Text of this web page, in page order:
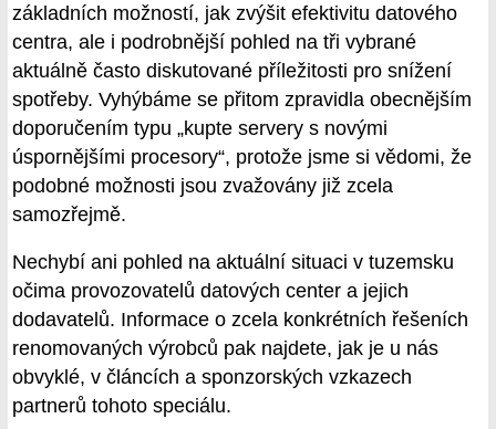
základních možností, jak zvýšit efektivitu datového
centra, ale i podrobnější pohled na tři vybrané
aktuálně často diskutované příležitosti pro snížení
spotřeby. Vyhýbáme se přitom zpravidla obecnějším
doporučením typu „kupte servery s novými
úspornějšími procesory“, protože jsme si vědomi, že
podobné možnosti jsou zvažovány již zcela
samozřejmě.
Nechybí ani pohled na aktuální situaci v tuzemsku
očima provozovatelů datových center a jejich
dodavatelů. Informace o zcela konkrétních řešeních
renomovaných výrobců pak najdete, jak je u nás
obvyklé, v článcích a sponzorských vzkazech
partnerů tohoto speciálu.